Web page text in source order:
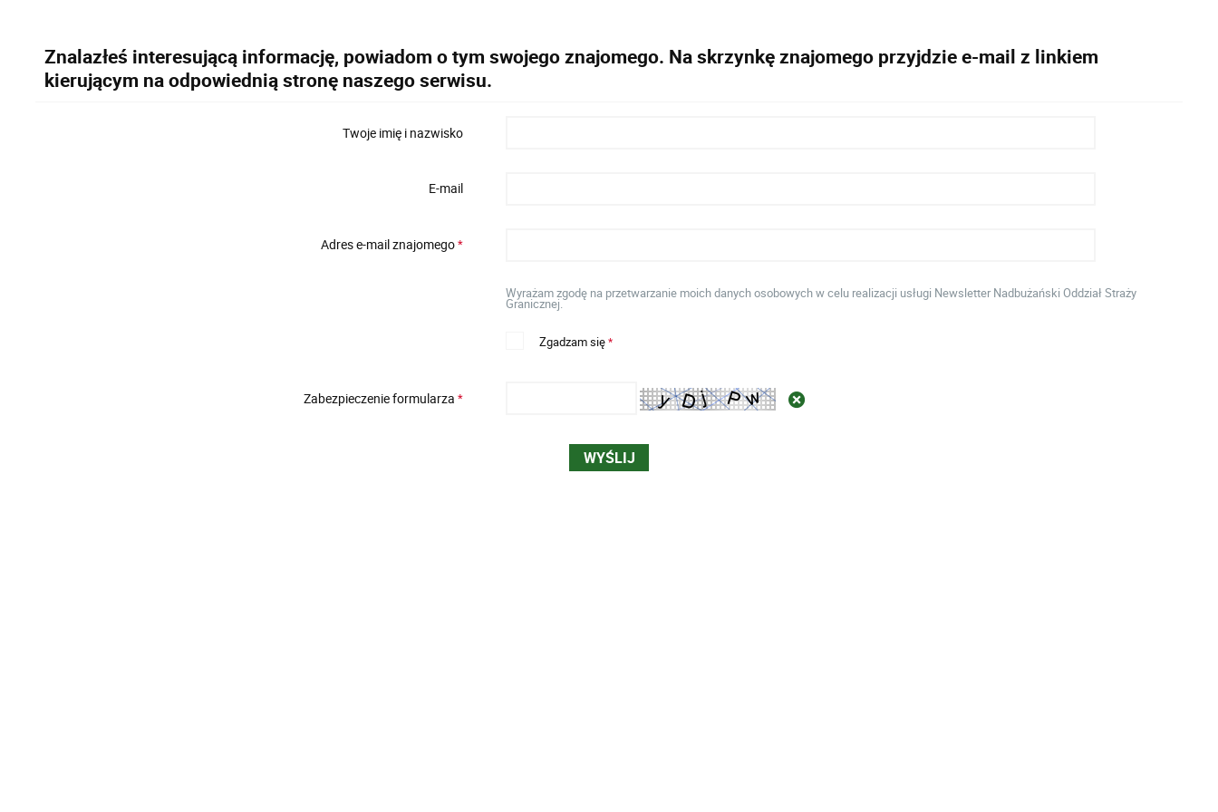
Znalazłeś interesującą informację, powiadom o tym swojego znajomego. Na skrzynkę znajomego przyjdzie e-mail z linkiem
kierującym na odpowiednią stronę naszego serwisu.
Twoje imię i nazwisko
E-mail
Adres e-mail znajomego*
Wyrażam zgodę na przetwarzanie moich danych osobowych w celu realizacji usługi Newsletter Nadbużański Oddział Straży
Granicznej.
Zgadzam się*
Zabezpieczenie formularza *